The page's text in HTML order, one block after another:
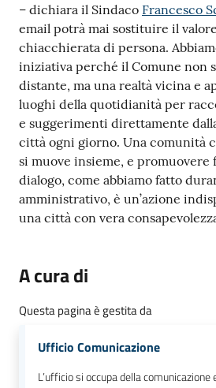
– dichiara il Sindaco Francesco
email potrà mai sostituire il
chiacchierata di persona.
iniziativa perché il Comune non
distante, ma una realtà vicina e
luoghi della quotidianità per
e suggerimenti direttamente
città ogni giorno. Una comunità
si muove insieme, e
dialogo, come abbiamo fatto
amministrativo, è un’azione
una città con vera
A cura di
Questa pagina è gestita da
Ufficio Comunicazione
L’ufficio si occupa della comunicazione